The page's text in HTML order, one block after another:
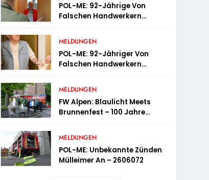
POL-ME: 92-Jährige Von
Falschen Handwerkern
MELDUNGEN
POL-ME: 92-Jähriger Von
Falschen Handwerkern
MELDUNGEN
FW Alpen: Blaulicht Meets
Brunnenfest – 100 Jahre
MELDUNGEN
POL-ME: Unbekannte Zünden
Mülleimer An – 2606072